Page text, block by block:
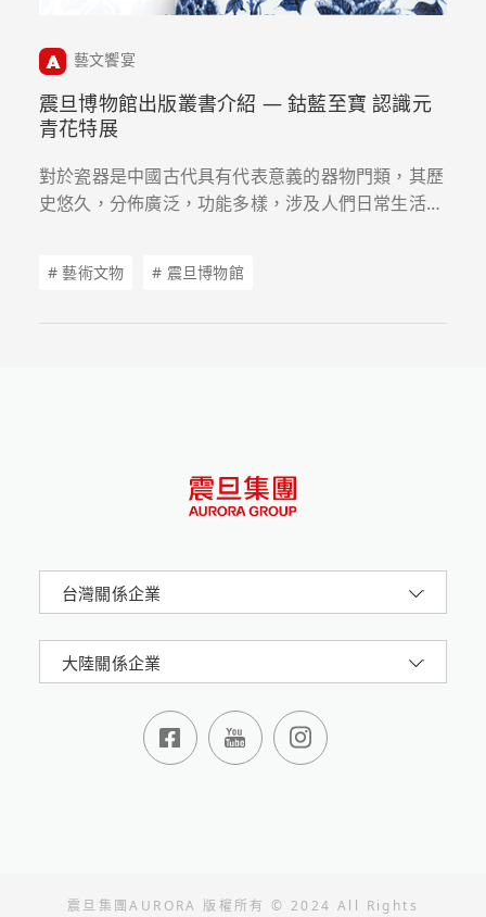
藝文饗宴
震旦博物館出版叢書介紹 — 鈷藍至寶 認識元
青花特展
對於瓷器是中國古代具有代表意義的器物門類，其歷
史悠久，分佈廣泛，功能多樣，涉及人們日常生活的
於元，並進一步影響了明清瓷器的發展。此本圖錄集
設計原則，發掘珍貴藝術遺產背後的不凡創造力和精
# 藝術文物 # 震旦博物館
台灣關係企業
大陸關係企業
震旦集團AURORA 版權所有 © 2024 All Rights